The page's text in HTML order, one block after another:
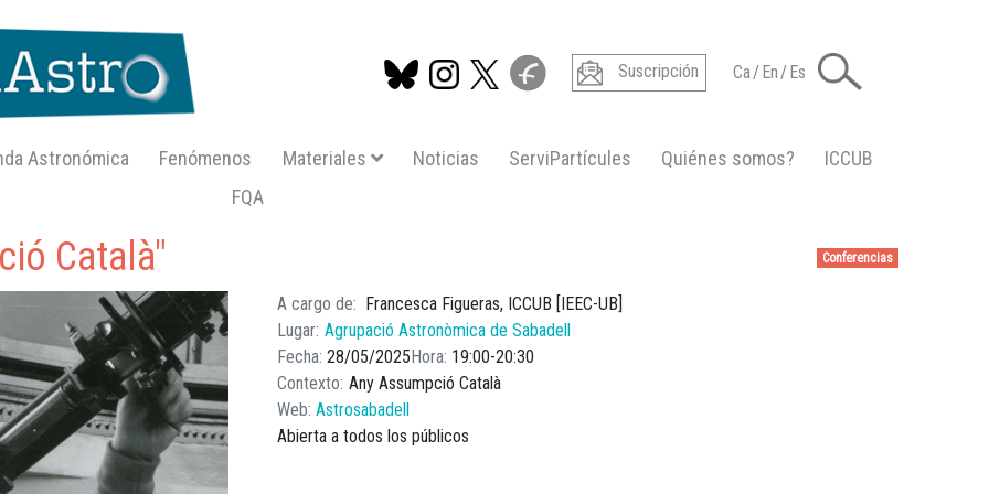
Pasar
Suscripción Ca/En/Es
Astronómica Fenómenos Materiales Noticias ServiPartícules Quiénes somos?
ICCUB
FQA
Conferencias
Català"
A cargo de
Francesca Figueras, ICCUB [IEEC-UB]
Lugar Agrupació Astronòmica de Sabadell
Fecha 28/05/2025 Hora 19:00 20:30
Contexto Any Assumpció Català
Web Astrosabadell
Abierta a todos los públicos